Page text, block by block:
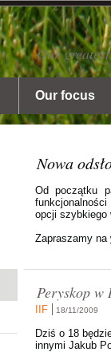
Our
Our focus
Nowa
Od początku
opcji szybkiego
Zapraszamy na
Peryskop w
IIF 18/11/2009
Dziś o 18
innymi Jakub